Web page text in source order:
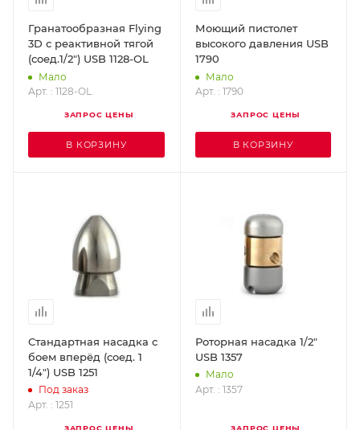
Гранатообразная Flying
3D с реактивной тягой
(соед.1/2") USB 1128-OL
Мало
Арт. : 1128-OL
ЗАПРОС ЦЕНЫ
В КОРЗИНУ
Моющий пистолет
высокого давления USB
1790
Мало
Арт. : 1790
ЗАПРОС ЦЕНЫ
В КОРЗИНУ
Стандартная насадка с
боем вперёд (соед. 1
1/4") USB 1251
Под заказ
Арт. : 1251
ЗАПРОС ЦЕНЫ
Роторная насадка 1/2"
USB 1357
Мало
Арт. : 1357
ЗАПРОС ЦЕНЫ